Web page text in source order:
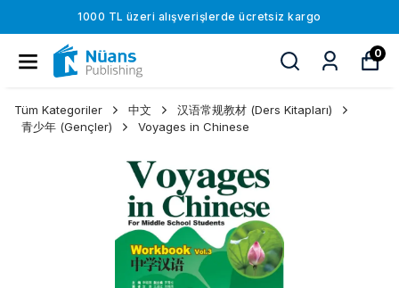
1000 TL üzeri alışverişlerde ücretsiz kargo
0
Tüm Kategoriler 中文
汉语常规教材 (Ders Kitapları)
青少年 (Gençler)
Voyages in Chinese